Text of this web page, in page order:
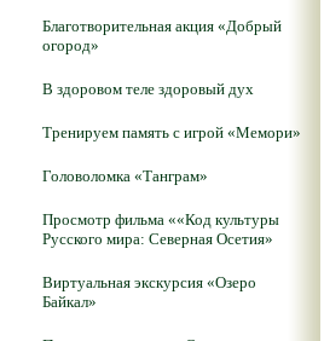
Благотворительная акция «Добрый
огород»
В здоровом теле здоровый дух
Тренируем память с игрой «Мемори»
Головоломка «Танграм»
Просмотр фильма ««Код культуры
Русского мира: Северная Осетия»
Виртуальная экскурсия «Озеро
Байкал»